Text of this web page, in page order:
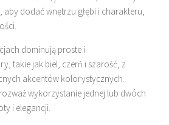
dodać wnętrzu głębi i charakteru,
dominują proste i
takie jak biel, czerń i szarość, z
akcentów kolorystycznych.
wykorzystanie jednej lub dwóch
i elegancji.